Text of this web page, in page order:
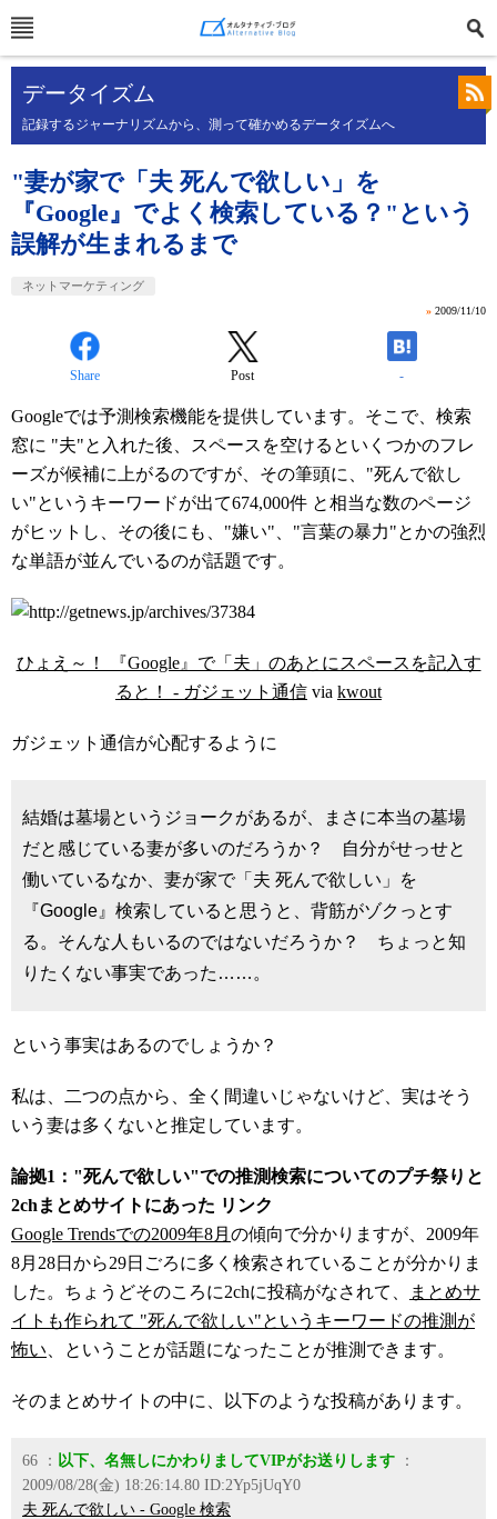
データイズム
記録するジャーナリズムから、測って確かめるデータイズムへ
"妻が家で「夫 死んで欲しい」を
『Google』でよく検索している？"という
誤解が生まれるまで
ネットマーケティング
» 2009/11/10
Share Post -
Googleでは予測検索機能を提供しています。そこで、検索
窓に "夫"と入れた後、スペースを空けるといくつかのフレ
ーズが候補に上がるのですが、その筆頭に、"死んで欲し
い"というキーワードが出て674,000件 と相当な数のページ
がヒットし、その後にも、"嫌い"、"言葉の暴力"とかの強烈
な単語が並んでいるのが話題です。
ひょえ～！ 『Google』で「夫」のあとにスペースを記入す
ると！ - ガジェット通信 via kwout
ガジェット通信が心配するように
結婚は墓場というジョークがあるが、まさに本当の墓場
だと感じている妻が多いのだろうか？ 自分がせっせと
働いているなか、妻が家で「夫 死んで欲しい」を
『Google』検索していると思うと、背筋がゾクっとす
る。そんな人もいるのではないだろうか？ ちょっと知
りたくない事実であった……。
という事実はあるのでしょうか？
私は、二つの点から、全く間違いじゃないけど、実はそう
いう妻は多くないと推定しています。
論拠1："死んで欲しい"での推測検索についてのプチ祭りと
2chまとめサイトにあった リンク
Google Trendsでの2009年8月 の傾向で分かりますが、2009年
8月28日から29日ごろに多く検索されていることが分かりま
した。ちょうどそのころに2chに投稿がなされて、
まとめサ
イトも作られて "死んで欲しい"というキーワードの推測が
怖い 、ということが話題になったことが推測できます。
そのまとめサイトの中に、以下のような投稿があります。
66 ： 以下、名無しにかわりましてVIPがお送りします ：
2009/08/28(金) 18:26:14.80 ID:2Yp5jUqY0
夫 死んで欲しい - Google 検索